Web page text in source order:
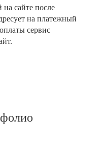
на сайте после
на платежный
сервис